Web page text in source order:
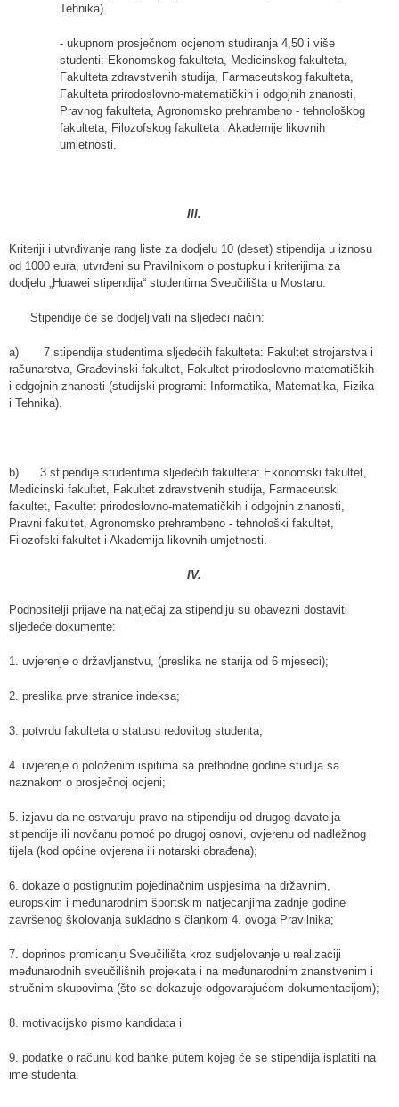
Tehnika).
- ukupnom prosječnom ocjenom studiranja 4,50 i više
studenti: Ekonomskog fakulteta, Medicinskog fakulteta,
Fakulteta zdravstvenih studija, Farmaceutskog fakulteta,
Fakulteta prirodoslovno-matematičkih i odgojnih znanosti,
Pravnog fakulteta, Agronomsko prehrambeno - tehnološkog
fakulteta, Filozofskog fakulteta i Akademije likovnih
umjetnosti.
III.
Kriteriji i utvrđivanje rang liste za dodjelu 10 (deset) stipendija u iznosu
od 1000 eura, utvrđeni su Pravilnikom o postupku i kriterijima za
dodjelu „Huawei stipendija“ studentima Sveučilišta u Mostaru.
Stipendije će se dodjeljivati na sljedeći način:
a) 7 stipendija studentima sljedećih fakulteta: Fakultet strojarstva i
računarstva, Građevinski fakultet, Fakultet prirodoslovno-matematičkih
i odgojnih znanosti (studijski programi: Informatika, Matematika, Fizika
i Tehnika).
b) 3 stipendije studentima sljedećih fakulteta: Ekonomski fakultet,
Medicinski fakultet, Fakultet zdravstvenih studija, Farmaceutski
fakultet, Fakultet prirodoslovno-matematičkih i odgojnih znanosti,
Pravni fakultet, Agronomsko prehrambeno - tehnološki fakultet,
Filozofski fakultet i Akademija likovnih umjetnosti.
IV.
Podnositelji prijave na natječaj za stipendiju su obavezni dostaviti
sljedeće dokumente:
1. uvjerenje o državljanstvu, (preslika ne starija od 6 mjeseci);
2. preslika prve stranice indeksa;
3. potvrdu fakulteta o statusu redovitog studenta;
4. uvjerenje o položenim ispitima sa prethodne godine studija sa
naznakom o prosječnoj ocjeni;
5. izjavu da ne ostvaruju pravo na stipendiju od drugog davatelja
stipendije ili novčanu pomoć po drugoj osnovi, ovjerenu od nadležnog
tijela (kod općine ovjerena ili notarski obrađena);
6. dokaze o postignutim pojedinačnim uspjesima na državnim,
europskim i međunarodnim športskim natjecanjima zadnje godine
završenog školovanja sukladno s člankom 4. ovoga Pravilnika;
7. doprinos promicanju Sveučilišta kroz sudjelovanje u realizaciji
međunarodnih sveučilišnih projekata i na međunarodnim znanstvenim i
stručnim skupovima (što se dokazuje odgovarajućom dokumentacijom);
8. motivacijsko pismo kandidata i
9. podatke o računu kod banke putem kojeg će se stipendija isplatiti na
ime studenta.